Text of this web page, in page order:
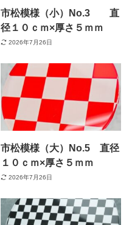
市松模様（小）No.3 直
径１０ｃｍ×厚さ５ｍｍ
2026年7月26日
市松模様（大）No.5 直径
１０ｃｍ×厚さ５ｍｍ
2026年7月26日